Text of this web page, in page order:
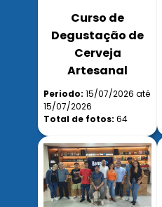
Curso de
Degustação de
Cerveja
Artesanal
Periodo: 15/07/2026 até
15/07/2026
Total de fotos: 64